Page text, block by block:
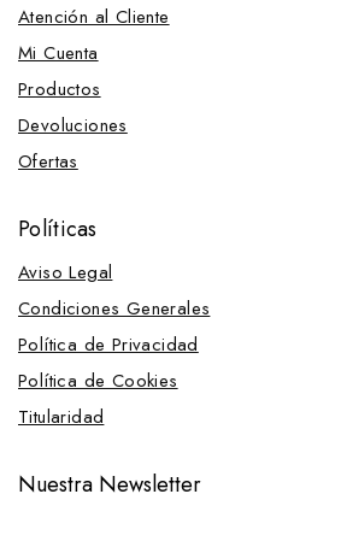
Atención al Cliente
Mi Cuenta
Productos
Devoluciones
Ofertas
Políticas
Aviso Legal
Condiciones Generales
Política de Privacidad
Política de Cookies
Titularidad
Nuestra Newsletter